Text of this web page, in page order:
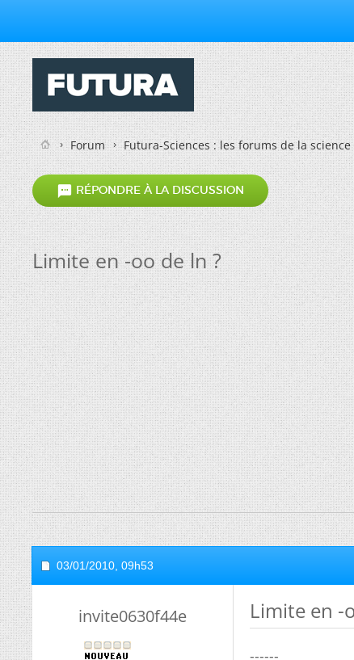
Forum Futura-Sciences : les forums de la science
 RÉPONDRE À LA DISCUSSION
Limite en -oo de ln ?
03/01/2010, 09h53
invite0630f44e Limite en -
------